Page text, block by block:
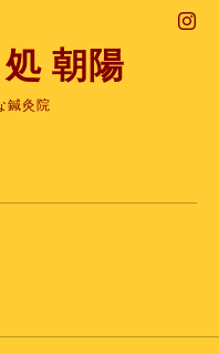
朝陽
鍼灸院